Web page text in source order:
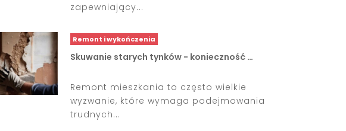
zapewniający...
Remont i wykończenia
Skuwanie starych tynków - konieczność …
Remont mieszkania to często wielkie
wyzwanie, które wymaga podejmowania
trudnych...